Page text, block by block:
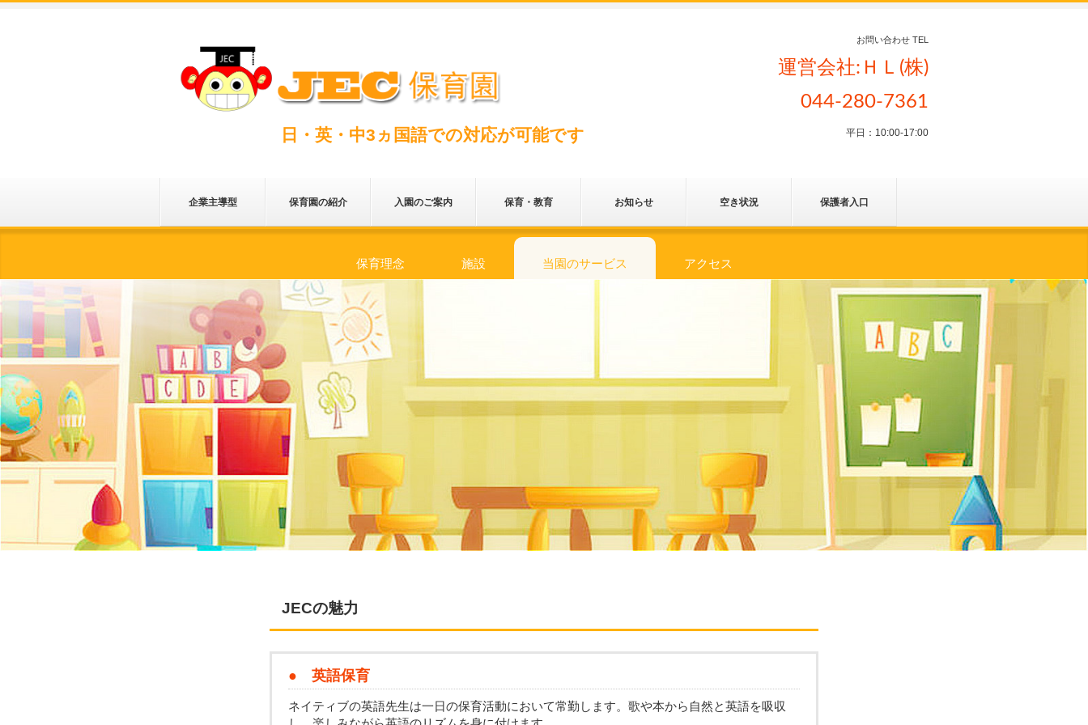
日・英・中3ヵ国語での対応が可能です
お問い合わせ TEL
運営会社:ＨＬ(株)
044-280-7361
平日：10:00-17:00
企業主導型 保育園の紹介 入園のご案内 保育・教育 お知らせ 空き状況 保護者入口
保育理念 施設 当園のサービス アクセス
JECの魅力
● 英語保育
ネイティブの英語先生は一日の保育活動において常勤します。歌や本から自然と英語を吸収